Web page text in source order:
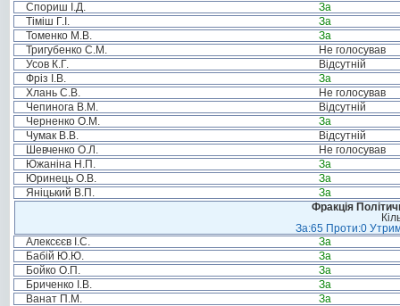
Спориш І.Д.
За
Тіміш Г.І.
За
Томенко М.В.
За
Тригубенко С.М.
Не голосував
Усов К.Г.
Відсутній
Фріз І.В.
За
Хлань С.В.
Не голосував
Чепинога В.М.
Відсутній
Черненко О.М.
За
Чумак В.В.
Відсутній
Шевченко О.Л.
Не голосував
Южаніна Н.П.
За
Юринець О.В.
За
Яніцький В.П.
За
Фракція
За:65 Проти:0
Алексєєв І.С.
За
Бабій Ю.Ю.
За
Бойко О.П.
За
Бриченко І.В.
За
Ванат П.М.
За